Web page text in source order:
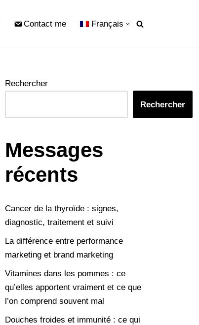
Contact me Français
Rechercher
Rechercher
Messages
récents
Cancer de la thyroïde : signes,
diagnostic, traitement et suivi
La différence entre performance
marketing et brand marketing
Vitamines dans les pommes : ce
qu’elles apportent vraiment et ce que
l’on comprend souvent mal
Douches froides et immunité : ce qui